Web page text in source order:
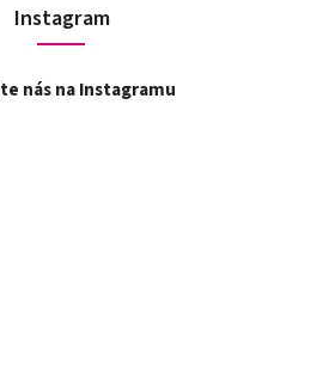
Instagram
nás na Instagramu